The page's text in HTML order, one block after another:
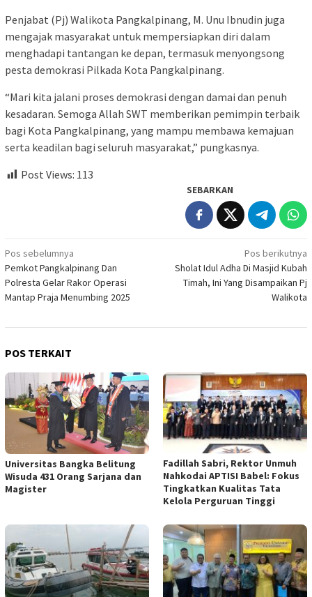
Penjabat (Pj) Walikota Pangkalpinang, M. Unu Ibnudin juga
mengajak masyarakat untuk mempersiapkan diri dalam
menghadapi tantangan ke depan, termasuk menyongsong
pesta demokrasi Pilkada Kota Pangkalpinang.
“Mari kita jalani proses demokrasi dengan damai dan penuh
kesadaran. Semoga Allah SWT memberikan pemimpin terbaik
bagi Kota Pangkalpinang, yang mampu membawa kemajuan
serta keadilan bagi seluruh masyarakat,” pungkasnya.
Post Views: 113
SEBARKAN
Navigasi
pos
Pos sebelumnya
Pemkot Pangkalpinang Dan
Polresta Gelar Rakor Operasi
Mantap Praja Menumbing 2025
Pos berikutnya
Sholat Idul Adha Di Masjid Kubah
Timah, Ini Yang Disampaikan Pj
Walikota
POS TERKAIT
Universitas Bangka Belitung
Wisuda 431 Orang Sarjana dan
Magister
Fadillah Sabri, Rektor Unmuh
Nahkodai APTISI Babel: Fokus
Tingkatkan Kualitas Tata
Kelola Perguruan Tinggi